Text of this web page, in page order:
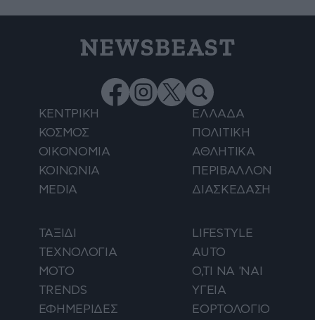
NEWSBEAST
ΚΕΝΤΡΙΚΗ
ΕΛΛΑΔΑ
ΚΟΣΜΟΣ
ΠΟΛΙΤΙΚΗ
ΟΙΚΟΝΟΜΙΑ
ΑΘΛΗΤΙΚΑ
ΚΟΙΝΩΝΙΑ
ΠΕΡΙΒΑΛΛΟΝ
MEDIA
ΔΙΑΣΚΕΔΑΣΗ
ΤΑΞΙΔΙ
LIFESTYLE
ΤΕΧΝΟΛΟΓΙΑ
AUTO
ΜΟΤΟ
Ο,ΤΙ ΝΑ 'ΝΑΙ
TRENDS
ΥΓΕΙΑ
ΕΦΗΜΕΡΙΔΕΣ
ΕΟΡΤΟΛΟΓΙΟ